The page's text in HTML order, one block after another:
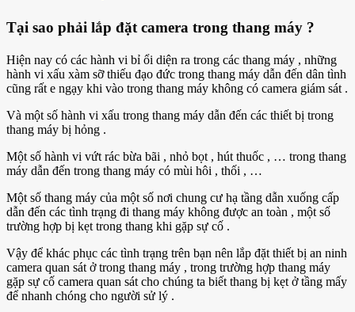
Tại sao phải lắp đặt camera trong thang máy ?
Hiện nay có các hành vi bỉ ổi diện ra trong các thang máy , những
hành vi xấu xàm sỡ thiếu đạo đức trong thang máy dẫn đến dân tình
cũng rất e ngạy khi vào trong thang máy không có camera giám sát .
Và một số hành vi xấu trong thang máy dẫn đến các thiết bị trong
thang máy bị hỏng .
Một số hành vi vứt rác bừa bãi , nhỏ bọt , hút thuốc , … trong thang
máy dẫn đến trong thang máy có mùi hôi , thối , …
Một số thang máy của một số nơi chung cư hạ tầng dẫn xuống cấp
dẫn đến các tình trạng đi thang máy không được an toàn , một số
trường hợp bị kẹt trong thang khi gặp sự cố .
Vậy để khác phục các tình trạng trên bạn nên lắp đặt thiết bị an ninh
camera quan sát ở trong thang máy , trong trường hợp thang máy
gặp sự cố camera quan sát cho chúng ta biết thang bị kẹt ở tầng mấy
để nhanh chóng cho người sử lý .